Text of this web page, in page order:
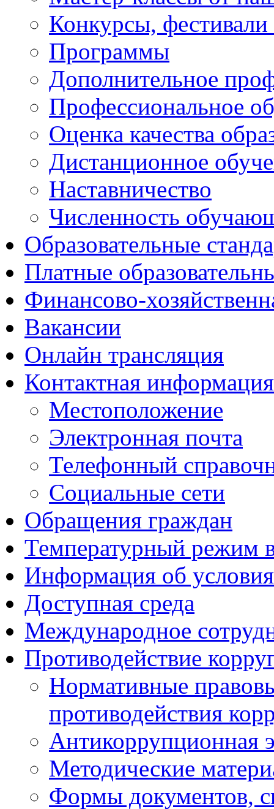
Конкурсы,
Программы
Дополнительное
Профессиональное
Оценка качества
Дистанционное
Наставничество
Численность
Образовательные
Платные
Финансово-
Вакансии
Онлайн трансляция
Контактная информация
Местоположение
Электронная почта
Телефонный
Социальные сети
Обращения граждан
Температурный режим
Информация об
Доступная среда
Международное
Противодействие
Нормативные
противодействия
Антикоррупционная
Методические
Формы документов,